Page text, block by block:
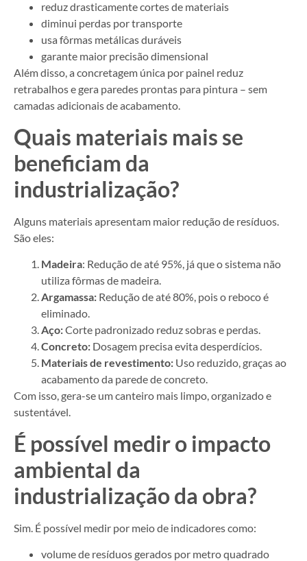
reduz drasticamente cortes de materiais
diminui perdas por transporte
usa fôrmas metálicas duráveis
garante maior precisão dimensional
Além disso, a concretagem única por painel reduz
retrabalhos e gera paredes prontas para pintura – sem
camadas adicionais de acabamento.
Quais materiais mais se
beneficiam da
industrialização?
Alguns materiais apresentam maior redução de resíduos.
São eles:
Madeira: Redução de até 95%, já que o sistema não
utiliza fôrmas de madeira.
Argamassa: Redução de até 80%, pois o reboco é
eliminado.
Aço:Corte padronizado reduz sobras e perdas.
Concreto: Dosagem precisa evita desperdícios.
Materiais de revestimento: Uso reduzido, graças ao
acabamento da parede de concreto.
Com isso, gera-se um canteiro mais limpo, organizado e
sustentável.
É possível medir o impacto
ambiental da
industrialização da obra?
Sim. É possível medir por meio de indicadores como:
volume de resíduos gerados por metro quadrado